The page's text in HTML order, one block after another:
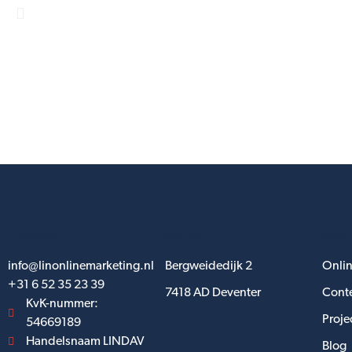
info@linonlinemarketing.nl
+31 6 52 35 23 39
KvK-nummer:
54669189
Handelsnaam LINDAV
Bergweidedijk 2
7418 AD Deventer
Blog